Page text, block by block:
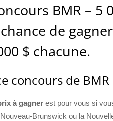
BMR – 5
de
$ chacune.
concours de BMR
à gagner est pour vous si
Brunswick ou la